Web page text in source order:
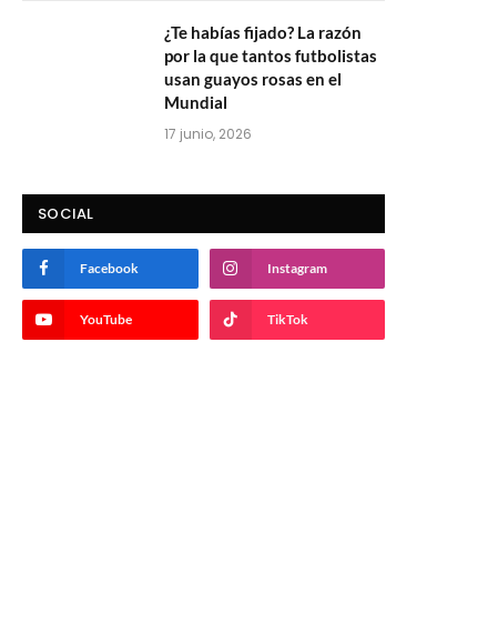
¿Te habías fijado? La razón
por la que tantos futbolistas
usan guayos rosas en el
Mundial
17 junio, 2026
SOCIAL
Facebook Instagram
YouTube TikTok